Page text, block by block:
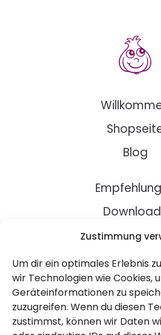
Zustimmung
Um dir ein optimales Erlebnis
wir Technologien wie Cookies,
Geräteinformationen zu
zuzugreifen. Wenn du diesen
zustimmst, können wir Daten
Blog
Rezepte
Über Uns
Kontakt